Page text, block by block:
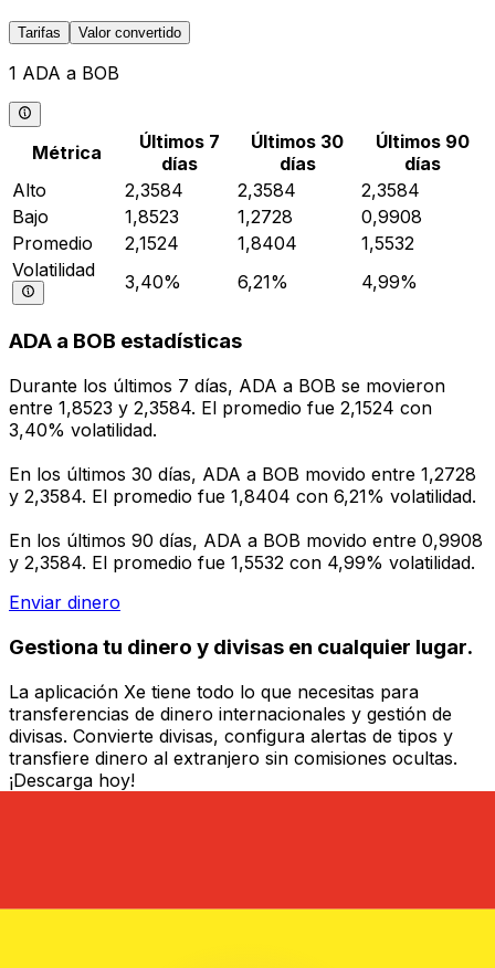
Tarifas Valor convertido
1 ADA a BOB
Métrica
Últimos 7
días
Últimos 30
días
Últimos 90
días
Alto
2,3584 2,3584
2,3584
Bajo
1,8523 1,2728
0,9908
Promedio
2,1524 1,8404
1,5532
Volatilidad
3,40% 6,21% 4,99%
ADA a BOB estadísticas
Durante los últimos 7 días, ADA a BOB se movieron
entre 1,8523 y 2,3584. El promedio fue 2,1524 con
3,40% volatilidad.
En los últimos 30 días, ADA a BOB movido entre 1,2728
y 2,3584. El promedio fue 1,8404 con 6,21% volatilidad.
En los últimos 90 días, ADA a BOB movido entre 0,9908
y 2,3584. El promedio fue 1,5532 con 4,99% volatilidad.
Enviar dinero
Gestiona tu dinero y divisas en cualquier lugar.
La aplicación Xe tiene todo lo que necesitas para
transferencias de dinero internacionales y gestión de
divisas. Convierte divisas, configura alertas de tipos y
transfiere dinero al extranjero sin comisiones ocultas.
¡Descarga hoy!